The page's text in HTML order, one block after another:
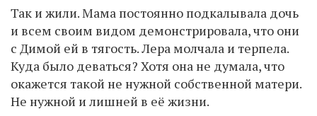
Так и жили. Мама постоянно подкалывала дочь
и всем своим видом демонстрировала, что они
с Димой ей в тягость. Лера молчала и терпела.
Куда было деваться? Хотя она не думала, что
окажется такой не нужной собственной матери.
Не нужной и лишней в её жизни.